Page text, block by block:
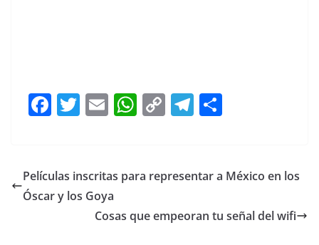
F
e
b
T
er
E
l
W
s
p
C
y
n
T
gr
m
e
Películas inscritas para representar a México en los
Óscar y los Goya
Cosas que empeoran tu señal del wifi